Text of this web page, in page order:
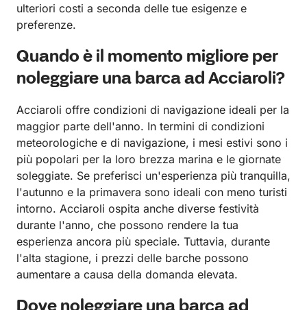
ulteriori costi a seconda delle tue esigenze e
preferenze.
Quando è il momento migliore per
noleggiare una barca ad Acciaroli?
Acciaroli offre condizioni di navigazione ideali per la
maggior parte dell'anno. In termini di condizioni
meteorologiche e di navigazione, i mesi estivi sono i
più popolari per la loro brezza marina e le giornate
soleggiate. Se preferisci un'esperienza più tranquilla,
l'autunno e la primavera sono ideali con meno turisti
intorno. Acciaroli ospita anche diverse festività
durante l'anno, che possono rendere la tua
esperienza ancora più speciale. Tuttavia, durante
l'alta stagione, i prezzi delle barche possono
aumentare a causa della domanda elevata.